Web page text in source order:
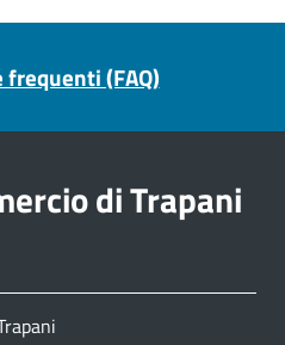
frequenti (FAQ)
di Trapani